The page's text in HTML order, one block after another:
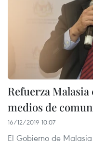
Refuerza
medios de
16/12/2019 10:07
El Gobierno de